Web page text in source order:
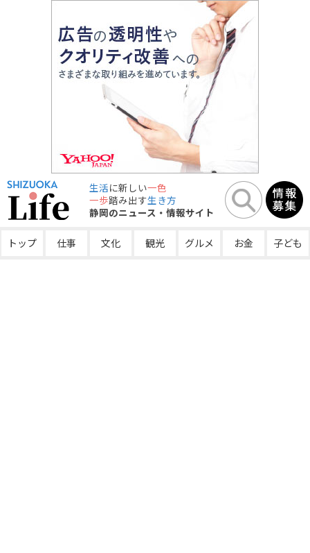
生活に新しい一色
一歩踏み出す生き方
静岡のニュース・情報サイト
トップ 仕事 文化 観光 グルメ お金 子ども